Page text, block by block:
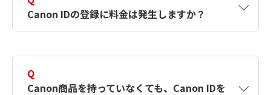
簡単に作成できるように、この情報を使用して
Canon IDの登録フォームを入力します。
Canon IDの登録に料金は発生しますか？
Q
Canon商品を持っていなくても、Canon IDを